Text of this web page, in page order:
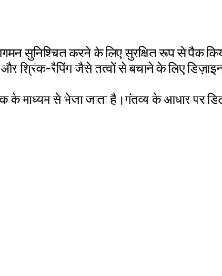
सुनिश्चित करने के लिए सुरक्षित रूप से पैक
और श्रिंक-रैपिंग जैसे तत्वों से बचाने के लिए
के माध्यम से भेजा जाता है।गंतव्य के आधार पर